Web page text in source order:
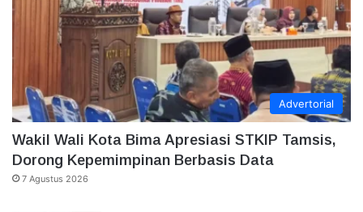
Advertorial
Wakil Wali Kota Bima Apresiasi STKIP Tamsis,
Dorong Kepemimpinan Berbasis Data
7 Agustus 2026